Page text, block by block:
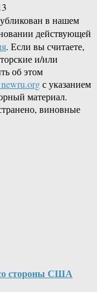
в нашем
действующей
. Если вы считаете,
и/или
об этом
с указанием
материал.
виновные
со стороны США